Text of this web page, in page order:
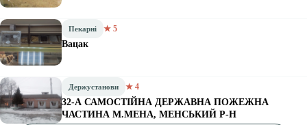
Пекарні ★ 5
Вацак
Держустанови ★ 4
32-А САМОСТІЙНА ДЕРЖАВНА ПОЖЕЖНА
ЧАСТИНА М.МЕНА, МЕНСЬКИЙ Р-Н